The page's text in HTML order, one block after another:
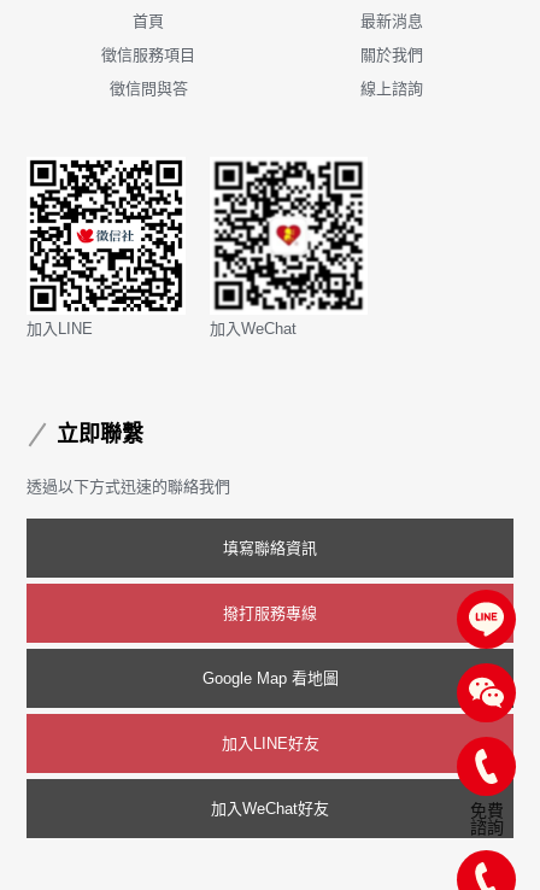
免費
諮詢
首頁
最新消息
徵信服務項目
關於我們
徵信問與答
線上諮詢
加入LINE 加入WeChat
立即聯繫
透過以下方式迅速的聯絡我們
填寫聯絡資訊
撥打服務專線
Google Map 看地圖
加入LINE好友
加入WeChat好友